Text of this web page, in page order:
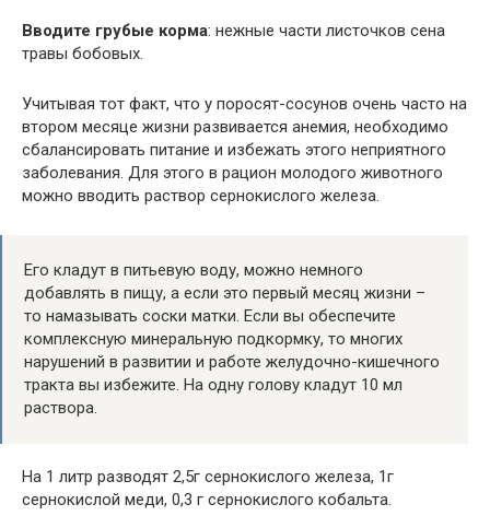
Вводите грубые корма: нежные части листочков сена
травы бобовых.
Учитывая тот факт, что у поросят-сосунов очень часто на
втором месяце жизни развивается анемия, необходимо
сбалансировать питание и избежать этого неприятного
заболевания. Для этого в рацион молодого животного
можно вводить раствор сернокислого железа.
Его кладут в питьевую воду, можно немного
добавлять в пищу, а если это первый месяц жизни –
то намазывать соски матки. Если вы обеспечите
комплексную минеральную подкормку, то многих
нарушений в развитии и работе желудочно-кишечного
тракта вы избежите. На одну голову кладут 10 мл
раствора.
На 1 литр разводят 2,5г сернокислого железа, 1г
сернокислой меди, 0,3 г сернокислого кобальта.